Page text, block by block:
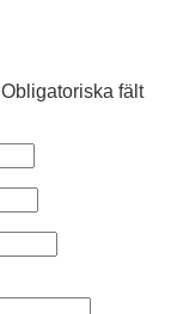
Obligatoriska fält